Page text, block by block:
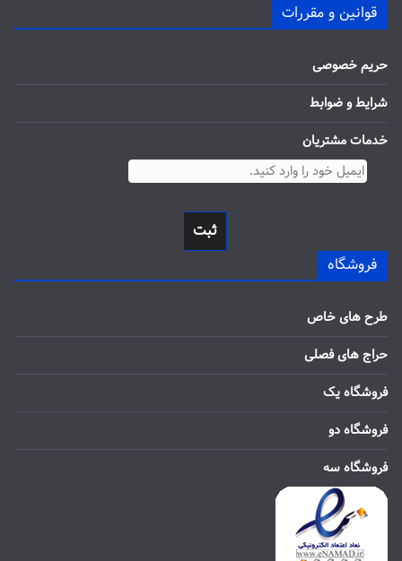
قوانین و مقررات
حریم خصوصی
شرایط و ضوابط
خدمات مشتریان
ثبت
فروشگاه
طرح های خاص
حراج های فصلی
فروشگاه یک
فروشگاه دو
فروشگاه سه